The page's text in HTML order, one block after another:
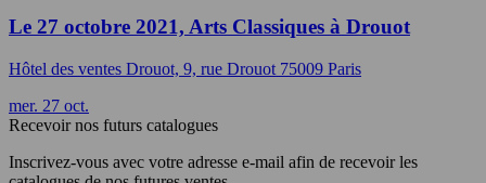
Le 27 octobre 2021, Arts Classiques à Drouot
Hôtel des ventes Drouot, 9, rue Drouot 75009 Paris
mer. 27 oct.
Recevoir nos futurs catalogues
Inscrivez-vous avec votre adresse e-mail afin de recevoir les